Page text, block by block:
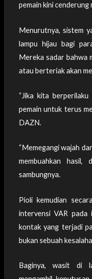
pemain kini
Menurutnya, sistem
lampu hijau bagi
Mereka sadar bahwa
atau berteriak akan
“Jika kita
pemain untuk terus
DAZN.
“Memegangi wajah
membuahkan hasil,
sambungnya.
Pioli kemudian
intervensi VAR pada
kontak yang terjadi
bukan sebuah
Baginya, wasit di